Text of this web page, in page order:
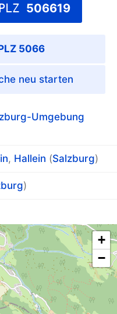
PLZ 506619
5066
Umgebung
, Hallein (Salzburg)
)